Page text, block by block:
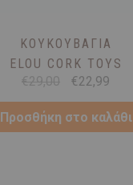
ΚΟΥΚΟΥΒΆΓΙΑ
ELOU CORK TOYS
€29,00
Original
€29,00.
€22,99Η
τιμή
είναι:
Προσθήκη στο καλάθι